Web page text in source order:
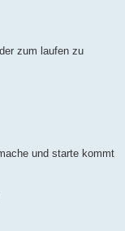
zum laufen zu
und starte kommt